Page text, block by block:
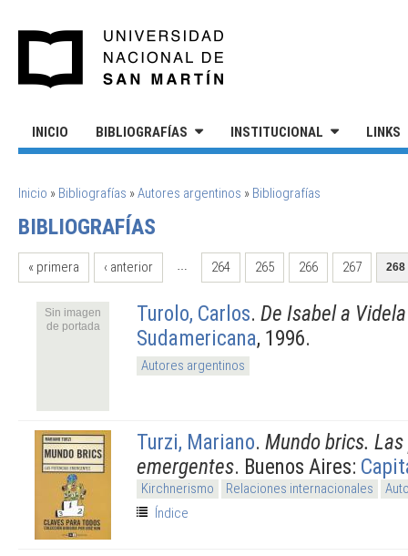
INICIO BIBLIOGRAFÍAS INSTITUCIONAL LINKS
SE ENCUENTRA USTED AQUÍ
Inicio » Bibliografías »Autores argentinos » Bibliografías
BIBLIOGRAFÍAS
PÁGINAS
« primera ‹ anterior 264 265 266 267 268
Sin imagen
de portada
Turolo, Carlos. De Isabel a Videla
Sudamericana, 1996.
Autores argentinos
Turzi, Mariano. Mundo brics.
emergentes. Buenos Aires:
Kirchnerismo Relaciones internacionales
Índice